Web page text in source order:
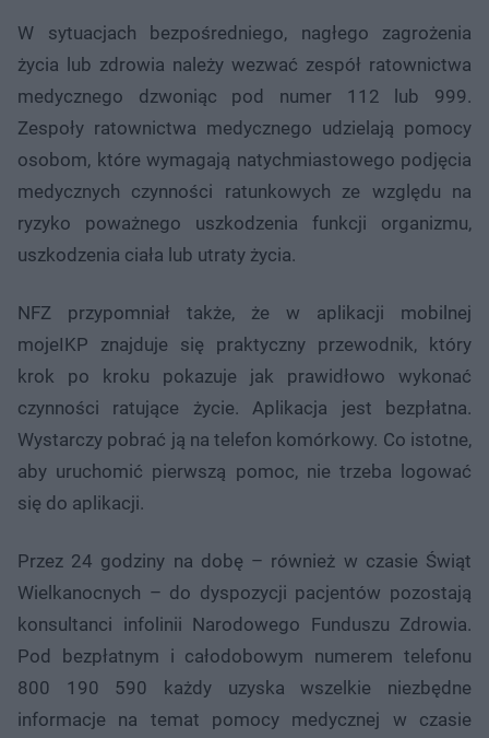
W sytuacjach bezpośredniego, nagłego zagrożenia
życia lub zdrowia należy wezwać zespół ratownictwa
medycznego dzwoniąc pod numer 112 lub 999.
Zespoły ratownictwa medycznego udzielają pomocy
osobom, które wymagają natychmiastowego podjęcia
medycznych czynności ratunkowych ze względu na
ryzyko poważnego uszkodzenia funkcji organizmu,
uszkodzenia ciała lub utraty życia.
NFZ przypomniał także, że w aplikacji mobilnej
mojeIKP znajduje się praktyczny przewodnik, który
krok po kroku pokazuje jak prawidłowo wykonać
czynności ratujące życie. Aplikacja jest bezpłatna.
Wystarczy pobrać ją na telefon komórkowy. Co istotne,
aby uruchomić pierwszą pomoc, nie trzeba logować
się do aplikacji.
Przez 24 godziny na dobę – również w czasie Świąt
Wielkanocnych – do dyspozycji pacjentów pozostają
konsultanci infolinii Narodowego Funduszu Zdrowia.
Pod bezpłatnym i całodobowym numerem telefonu
800 190 590 każdy uzyska wszelkie niezbędne
informacje na temat pomocy medycznej w czasie